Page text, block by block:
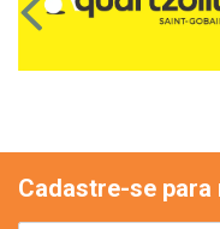
Cadastre-se